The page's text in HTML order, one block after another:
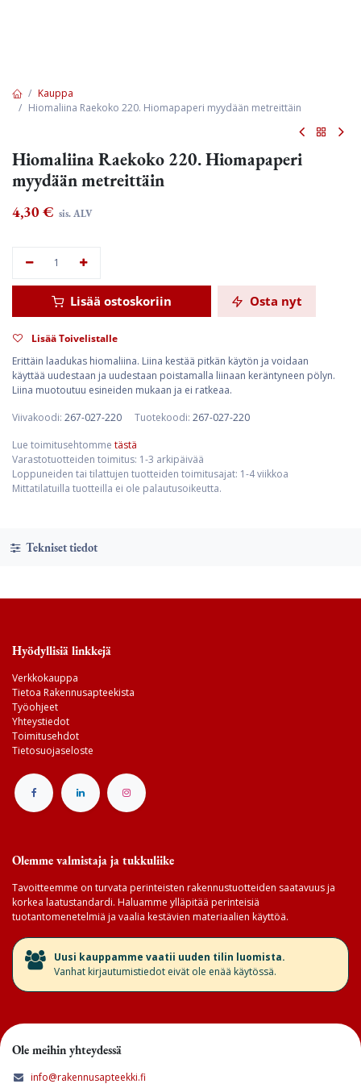
Kauppa
Hiomaliina Raekoko 220. Hiomapaperi myydään metreittäin
Hiomaliina Raekoko 220. Hiomapaperi
myydään metreittäin
4,30 € sis. ALV
Lisää ostoskoriin Osta nyt
Lisää Toivelistalle
Erittäin laadukas hiomaliina. Liina kestää pitkän käytön ja voidaan
käyttää uudestaan ja uudestaan poistamalla liinaan keräntyneen pölyn.
Liina muotoutuu esineiden mukaan ja ei ratkeaa.
Viivakoodi: 267-027-220 Tuotekoodi: 267-027-220
Lue toimitusehtomme tästä
Varastotuotteiden toimitus: 1-3 arkipäivää
Loppuneiden tai tilattujen tuotteiden toimitusajat: 1-4 viikkoa
Mittatilatuilla tuotteilla ei ole palautusoikeutta.
Tekniset tiedot
Hyödyllisiä linkkejä
Verkkokauppa
Tietoa Rakennusapteekista
Työohjeet
Yhteystiedot
Toimitusehdot
Tietosuojaseloste
Olemme valmistaja ja tukkuliike
Tavoitteemme on turvata perinteisten rakennustuotteiden saatavuus ja
korkea laatustandardi. Haluamme ylläpitää perinteisiä
tuotantomenetelmiä ja vaalia kestävien materiaalien käyttöä.
​Uusi kauppamme vaatii uuden tilin luomista.
Vanhat kirjautumistiedot eivät ole enää käytössä.
Ole meihin yhteydessä
info@rakennusapteekki.fi